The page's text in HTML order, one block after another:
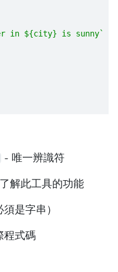
in ${city} is sunny`
- 唯一辨識符
解此工具的功能
是字串）
程式碼